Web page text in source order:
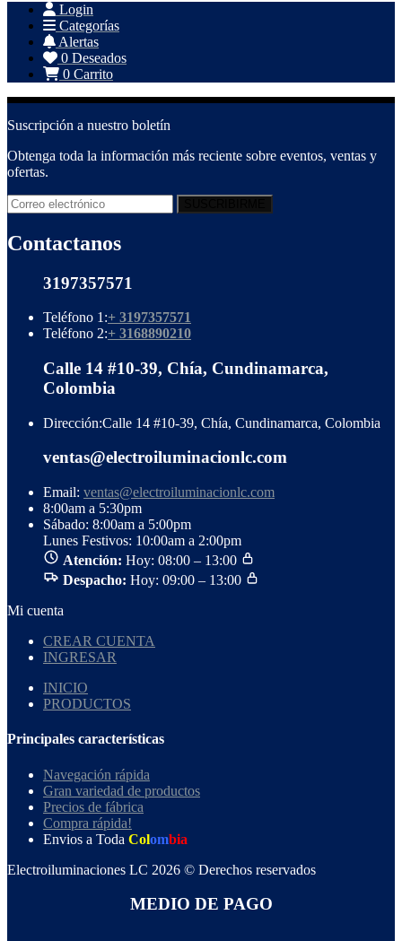
Login
Categorías
Alertas
0 Deseados
0 Carrito
Suscripción a nuestro boletín
Obtenga toda la información más reciente sobre eventos, ventas y
ofertas.
Contactanos
3197357571
Teléfono 1:+ 3197357571
Teléfono 2:+ 3168890210
Calle 14 #10-39, Chía, Cundinamarca,
Colombia
Dirección:Calle 14 #10-39, Chía, Cundinamarca, Colombia
ventas@electroiluminacionlc.com
Email: ventas@electroiluminacionlc.com
8:00am a 5:30pm
Sábado: 8:00am a 5:00pm
Lunes Festivos: 10:00am a 2:00pm
Atención: Hoy: 08:00 – 13:00
Despacho: Hoy: 09:00 – 13:00
Mi cuenta
CREAR CUENTA
INGRESAR
INICIO
PRODUCTOS
Principales características
Navegación rápida
Gran variedad de productos
Precios de fábrica
Compra rápida!
Envios a Toda Colombia
Electroiluminaciones LC 2026 © Derechos reservados
MEDIO DE PAGO